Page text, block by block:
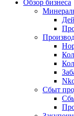
Обзор бизнеса
Сбыт